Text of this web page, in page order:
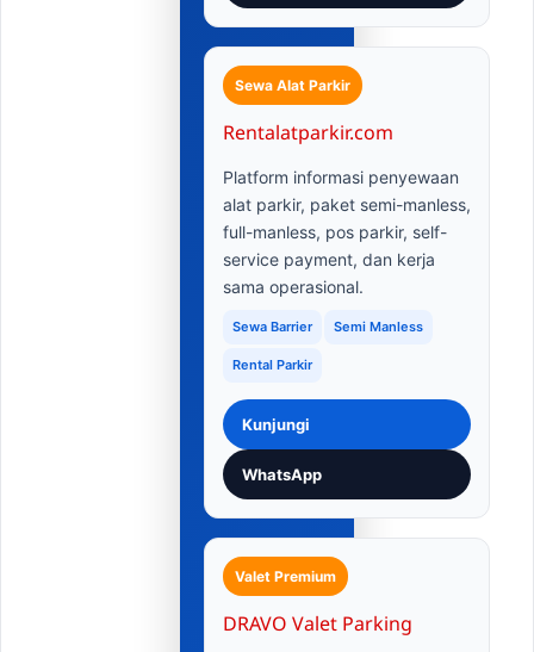
Sewa Alat Parkir
Rentalatparkir.com
Platform informasi penyewaan
alat parkir, paket semi-manless,
full-manless, pos parkir, self-
service payment, dan kerja
sama operasional.
Sewa Barrier Semi Manless
Rental Parkir
Kunjungi
WhatsApp
Valet Premium
DRAVO Valet Parking